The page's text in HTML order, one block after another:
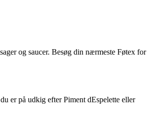
og saucer. Besøg din nærmeste Føtex for
er på udkig efter Piment dEspelette eller